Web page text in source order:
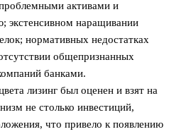
активами и
экстенсивном наращивании
нормативных недостатках
общепризнанных
банками.
лизинг был оценен и взят на
не столько инвестиций,
что привело к появлению